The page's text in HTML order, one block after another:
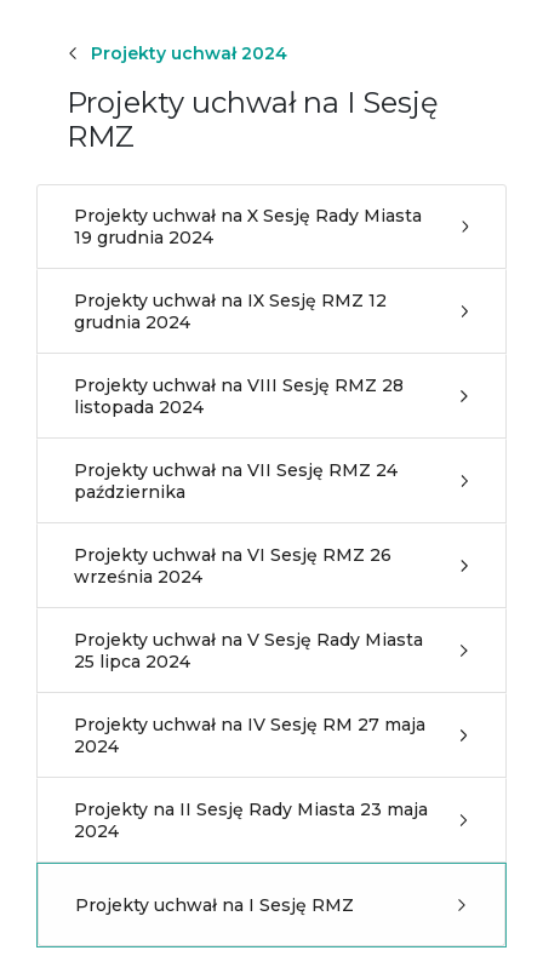
Projekty uchwał 2024
Projekty uchwał na I Sesję
RMZ
Projekty uchwał na X Sesję Rady Miasta
19 grudnia 2024
Projekty uchwał na IX Sesję RMZ 12
grudnia 2024
Projekty uchwał na VIII Sesję RMZ 28
listopada 2024
Projekty uchwał na VII Sesję RMZ 24
października
Projekty uchwał na VI Sesję RMZ 26
września 2024
Projekty uchwał na V Sesję Rady Miasta
25 lipca 2024
Projekty uchwał na IV Sesję RM 27 maja
2024
Projekty na II Sesję Rady Miasta 23 maja
2024
Projekty uchwał na I Sesję RMZ